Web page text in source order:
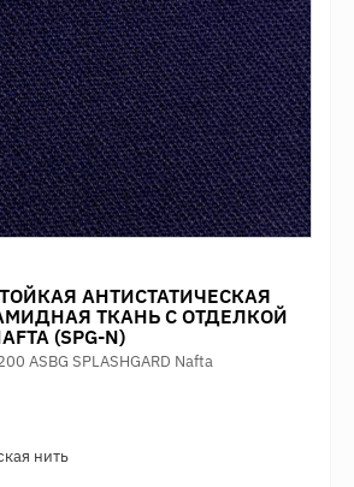
АНТИСТАТИЧЕСКАЯ
ТКАНЬ С ОТДЕЛКОЙ
(SPG-N)
ASBG SPLASHGARD Nafta
нить